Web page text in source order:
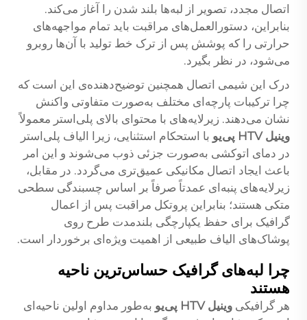
اتصال مجدد، تصویر از لبه‌ها بلند شدن را آغاز می‌کند.
بنابراین، دستورالعمل‌های مراقبت باید تمام مواجهه‌های
حرارتی را که پوشش پس از ترک خط تولید با آن‌ها روبرو
می‌شود، در نظر بگیرد.
درک این شیمی اتصال همچنین توضیح‌دهنده‌ی این است که
چرا ترکیبات پارچه‌ای مختلف به‌صورت متفاوتی واکنش
نشان می‌دهند. زیرلایه‌های با محتوای بالای پلی‌استر معمولاً
وینیل HTV پی‌یو
با استحکام استثنایی، زیرا الیاف پلی‌استر
در دمای اتوکشی به‌صورت جزئی ذوب می‌شوند و این امر
باعث ایجاد اتصال مکانیکی عمیق‌تری می‌گردد. در مقابل،
زیرلایه‌های پنبه‌ای عمدتاً صرفاً بر اساس چسبندگی سطحی
متکی هستند؛ بنابراین پروتکل مراقبت پس از اعمال
گرافیک برای حفظ یکپارچگی بلندمدت طرح روی
پوشاک‌های الیاف طبیعی از اهمیت ویژه‌ای برخوردار است.
چرا لبه‌های گرافیک حساس‌ترین ناحیه
هستند
هر گرافیکی وینیل HTV پی‌یو
به‌طور مداوم اولین ناحیه‌ای